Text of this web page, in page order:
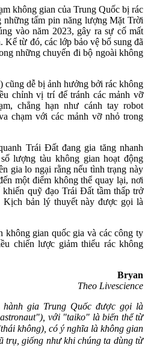
không gian của Trung Quốc bị rác
tấm pin năng lượng Mặt Trời
vào năm 2023, gây ra sự cố mất
Kể từ đó, các lớp bảo vệ bổ sung đã
những chuyến đi bộ ngoài không
cũng dễ bị ảnh hưởng bởi rác không
chỉnh vị trí để tránh các mảnh vỡ
chẳng hạn như cánh tay robot
chạm với các mảnh vỡ nhỏ trong
Trái Đất đang gia tăng nhanh
lượng tàu không gian hoạt động
gia lo ngại rằng nếu tình trạng này
một điểm không thể quay lại, nơi
quỹ đạo Trái Đất tầm thấp trở
Kịch bản lý thuyết này được gọi là
không gian quốc gia và các công ty
chiến lược giảm thiểu rác không
Bryan
Theo Livescience
gia Trung Quốc được gọi là
với "taiko" là biến thể từ
không), có ý nghĩa là không gian
trụ, giống như khi chúng ta dùng từ